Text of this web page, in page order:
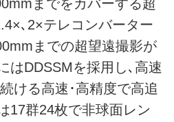
までをカバーする超
､2×テレコンバーター
までの超望遠撮影が
はDDSSMを採用し､高速
ける高速･高精度で高追
17群24枚で非球面レン